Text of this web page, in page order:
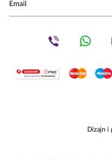
Dizajn i